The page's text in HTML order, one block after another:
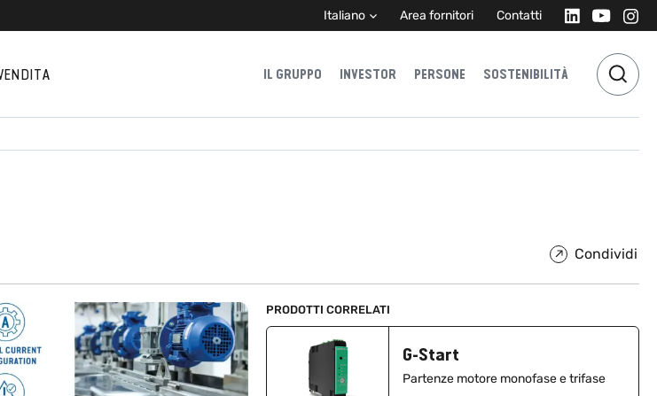
Italiano Area fornitori Contatti
IL GRUPPO INVESTOR PERSONE SOSTENIBILITÀ
Condividi
PRODOTTI CORRELATI
G-Start
Partenze motore monofase e trifase